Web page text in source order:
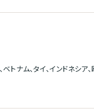
トナム、タイ、インドネシ